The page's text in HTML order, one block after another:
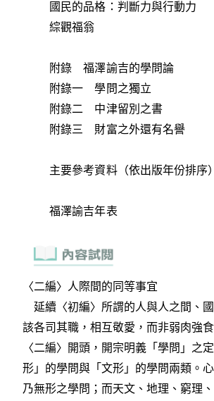
國民的品格：判斷力與行動力
綜觀福翁
附錄 福澤諭吉的學問論
附錄一 學問之獨立
附錄二 中津留別之書
附錄三 財富之外還有名譽
主要參考資料（依出版年份排序）
福澤諭吉年表